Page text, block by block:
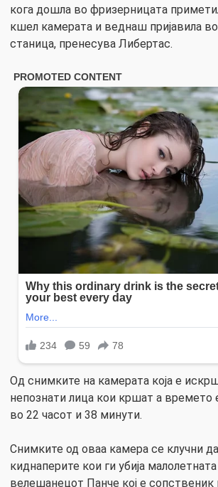
кога дошла во фризерницата
кшел камерата и веднаш пријавила
станица, пренесува Либертас.
Од снимките на камерата која е
непознати лица кои кршат а времето
во 22 часот и 38 минути.
Снимките од оваа камера се клучни
киднаперите кои ги убија
велешанецот Панче кој е сопственик